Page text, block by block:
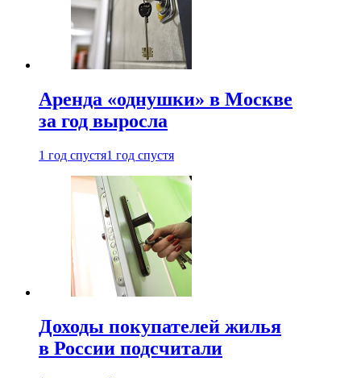
Аренда «однушки» в Москве
за год выросла
1 год спустя1 год спустя
Доходы покупателей жилья
в России подсчитали